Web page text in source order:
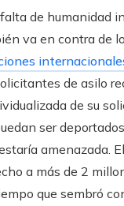
de humanidad
va en contra de
de asilo
de su
ser
amenazada.
a más de 2
que sembró